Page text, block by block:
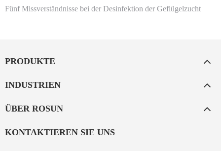
Fünf Missverständnisse bei der Desinfektion der Geflügelzucht
PRODUKTE
INDUSTRIEN
ÜBER ROSUN
KONTAKTIEREN SIE UNS